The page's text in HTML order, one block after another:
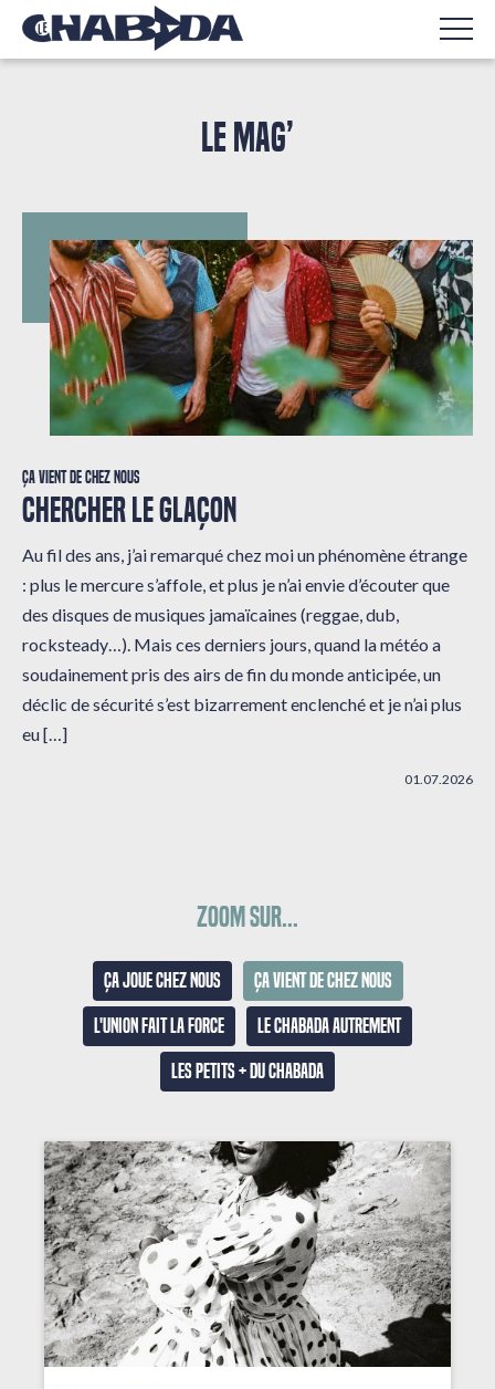
LE MAG’
Ça vient de chez nous
CHERCHER LE GLAÇON
Au fil des ans, j’ai remarqué chez moi un phénomène étrange
: plus le mercure s’affole, et plus je n’ai envie d’écouter que
des disques de musiques jamaïcaines (reggae, dub,
rocksteady…). Mais ces derniers jours, quand la météo a
soudainement pris des airs de fin du monde anticipée, un
déclic de sécurité s’est bizarrement enclenché et je n’ai plus
eu […]
01.07.2026
Zoom sur...
Ça joue chez nous
Ça vient de chez nous
L'union fait la force
Le Chabada autrement
Les petits + du Chabada